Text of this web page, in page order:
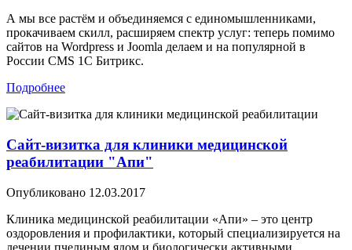
А мы все растём и объединяемся с единомышленниками,
прокачиваем скилл, расширяем спектр услуг: теперь помимо
сайтов на Wordpress и Joomla делаем и на популярной в
России CMS 1С Битрикс.
Подробнее
Сайт-визитка для клиники медицинской
реабилитации "Апи"
Опубликовано 12.03.2017
Клиника медицинской реабилитации «Апи» – это центр
оздоровления и профилактики, который специализируется на
лечении пчелиным ядом и биологически активными